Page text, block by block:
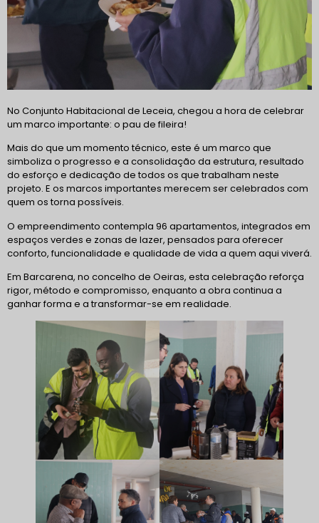
No Conjunto Habitacional de Leceia, chegou a hora de celebrar
um marco importante: o pau de fileira!
Mais do que um momento técnico, este é um marco que
simboliza o progresso e a consolidação da estrutura, resultado
do esforço e dedicação de todos os que trabalham neste
projeto. E os marcos importantes merecem ser celebrados com
quem os torna possíveis.
O empreendimento contempla 96 apartamentos, integrados em
espaços verdes e zonas de lazer, pensados para oferecer
conforto, funcionalidade e qualidade de vida a quem aqui viverá.
Em Barcarena, no concelho de Oeiras, esta celebração reforça
rigor, método e compromisso, enquanto a obra continua a
ganhar forma e a transformar-se em realidade.